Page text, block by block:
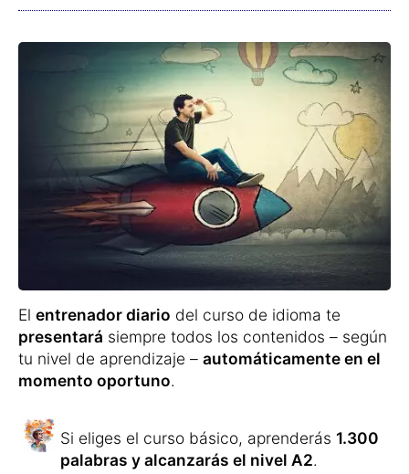
El entrenador diario del curso de idioma te
presentará siempre todos los contenidos – según
tu nivel de aprendizaje – automáticamente en el
momento oportuno.
Si eliges el curso básico, aprenderás 1.300
palabras y alcanzarás el nivel A2.